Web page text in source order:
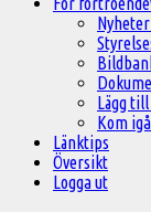
Lägg
Kom
Länktips
Översikt
Logga ut